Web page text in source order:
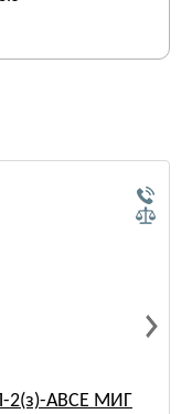
2(з)-АВСЕ МИГ